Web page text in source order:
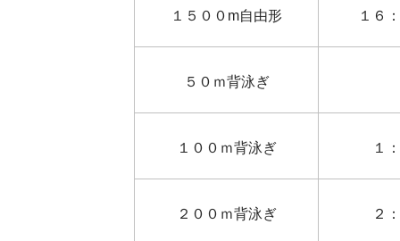
１５００m自由形 １６
５０ｍ背泳ぎ
１００ｍ背泳ぎ １
２００ｍ背泳ぎ ２